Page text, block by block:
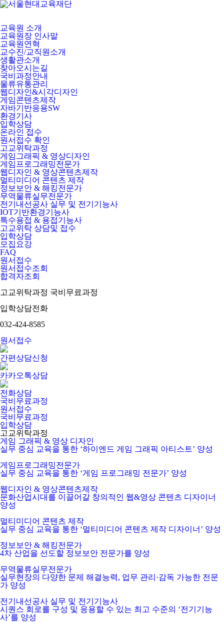
교육원 소개
교육원장 인사말
교육원연혁
교수진/교직원소개
생활관소개
찾아오시는길
국비과정안내
물류유통관리
웹디자인&시각디자인
게임콘텐츠제작
자바기반응용SW
환경기사
입학상담
온라인 접수
원서접수 확인
고교위탁과정
게임그래픽 & 영상디자인
게임프로그래밍전문가
웹디자인 & 영상콘텐츠제작
멀티미디어 콘텐츠 제작
정보보안 & 해킹전문가
무역물류실무전문가
전기내선공사 실무 및 전기기능사
IOT기반환경기능사
특수용접 & 용접기능사
고교위탁 상담및 접수
입학상담
모집요강
FAQ
원서접수
원서접수조회
합격자조회
고교위탁과정 국비무료과정
입학상담전화
032-424-8585
원서접수
간편상담신청
카카오톡상담
전화상담
국비무료과정
원서접수
국비무료과정
입학상담
고교위탁과정
게임 그래픽 & 영상 디자인
실무 중심 교육을 통한 ‘하이엔드 게임 그래픽 아티스트’ 양성
게임프로그래밍전문가
실무 중심 교육을 통한 ‘게임 프로그래밍 전문가’ 양성
웹디자인 & 영상콘텐츠제작
문화산업시대를 이끌어갈 창의적인 웹&영상 콘텐츠 디자이너
양성
멀티미디어 콘텐츠 제작
실무 중심 교육을 통한 ‘멀티미디어 콘텐츠 제작 디자이너’ 양성
정보보안 & 해킹전문가
4차 산업을 선도할 정보보안 전문가를 양성
무역물류실무전문가
실무현장의 다양한 문제 해결능력, 업무 관리·감독 가능한 전문
가 양성
전기내선공사 실무 및 전기기능사
시퀀스 회로를 구성 및 응용할 수 있는 최고 수준의 ‘전기기능
사’를 양성